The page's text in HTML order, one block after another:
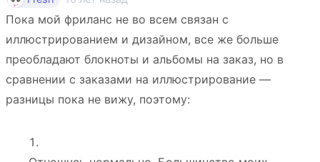
Пока мой фриланс не во всем связан с
иллюстрированием и дизайном, все же больше
преобладают блокноты и альбомы на заказ, но в
сравнении с заказами на иллюстрирование —
разницы пока не вижу, поэтому: